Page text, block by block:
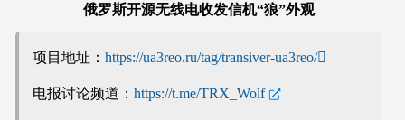
俄罗斯开源无线电收发信机“狼”外观
项目地址：https://ua3reo.ru/tag/transiver-ua3reo/
电报讨论频道：https://t.me/TRX_Wolf